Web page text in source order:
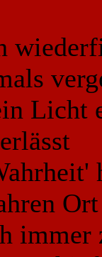
Licht
Ort
immer